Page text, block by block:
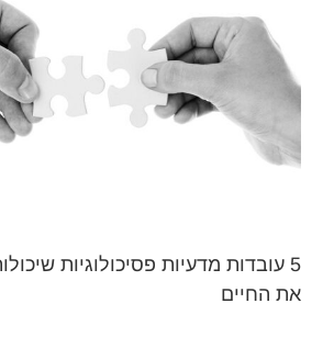
5 עובדות מדעיות פסיכולוגיות
את החיים